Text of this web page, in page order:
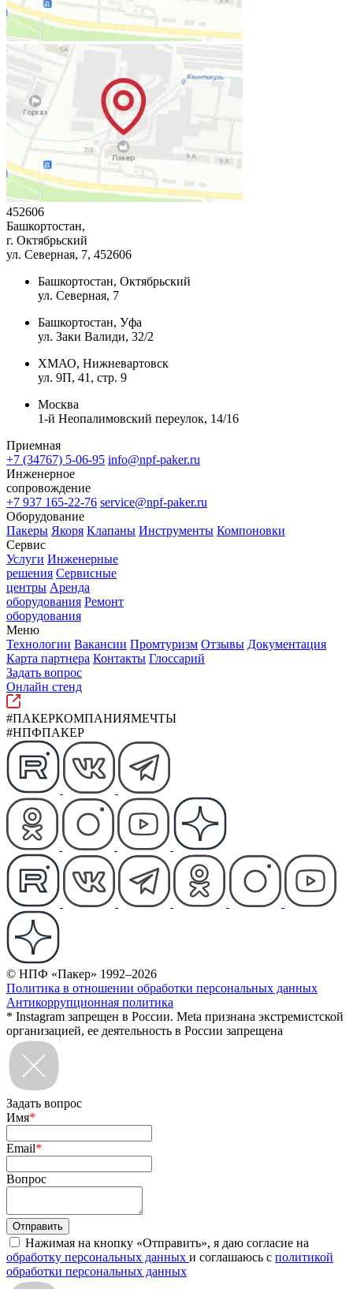
452606
Башкортостан,
г. Октябрьский
ул. Северная, 7, 452606
Башкортостан, Октябрьский
ул. Северная, 7
Башкортостан, Уфа
ул. Заки Валиди, 32/2
ХМАО, Нижневартовск
ул. 9П, 41, стр. 9
Москва
1-й Неопалимовский переулок, 14/16
Приемная
+7 (34767) 5-06-95 info@npf-paker.ru
Инженерное
сопровождение
+7 937 165-22-76 service@npf-paker.ru
Оборудование
Пакеры Якоря Клапаны Инструменты Компоновки
Сервис
Услуги Инженерные
решения Сервисные
центры Аренда
оборудования Ремонт
оборудования
Меню
Технологии Вакансии Промтуризм Отзывы Документация
Карта партнера Контакты Глоссарий
Задать вопрос
Онлайн стенд
#ПАКЕРКОМПАНИЯМЕЧТЫ
#НПФПАКЕР
© НПФ «Пакер» 1992–2026
Политика в отношении обработки персональных данных
Антикоррупционная политика
* Instagram запрещен в России. Meta признана экстремистской
организацией, ее деятельность в России запрещена
Задать вопрос
Имя*
Email*
Вопрос
Нажимая на кнопку «Отправить», я даю согласие на
обработку персональных данных и соглашаюсь с политикой
обработки персональных данных